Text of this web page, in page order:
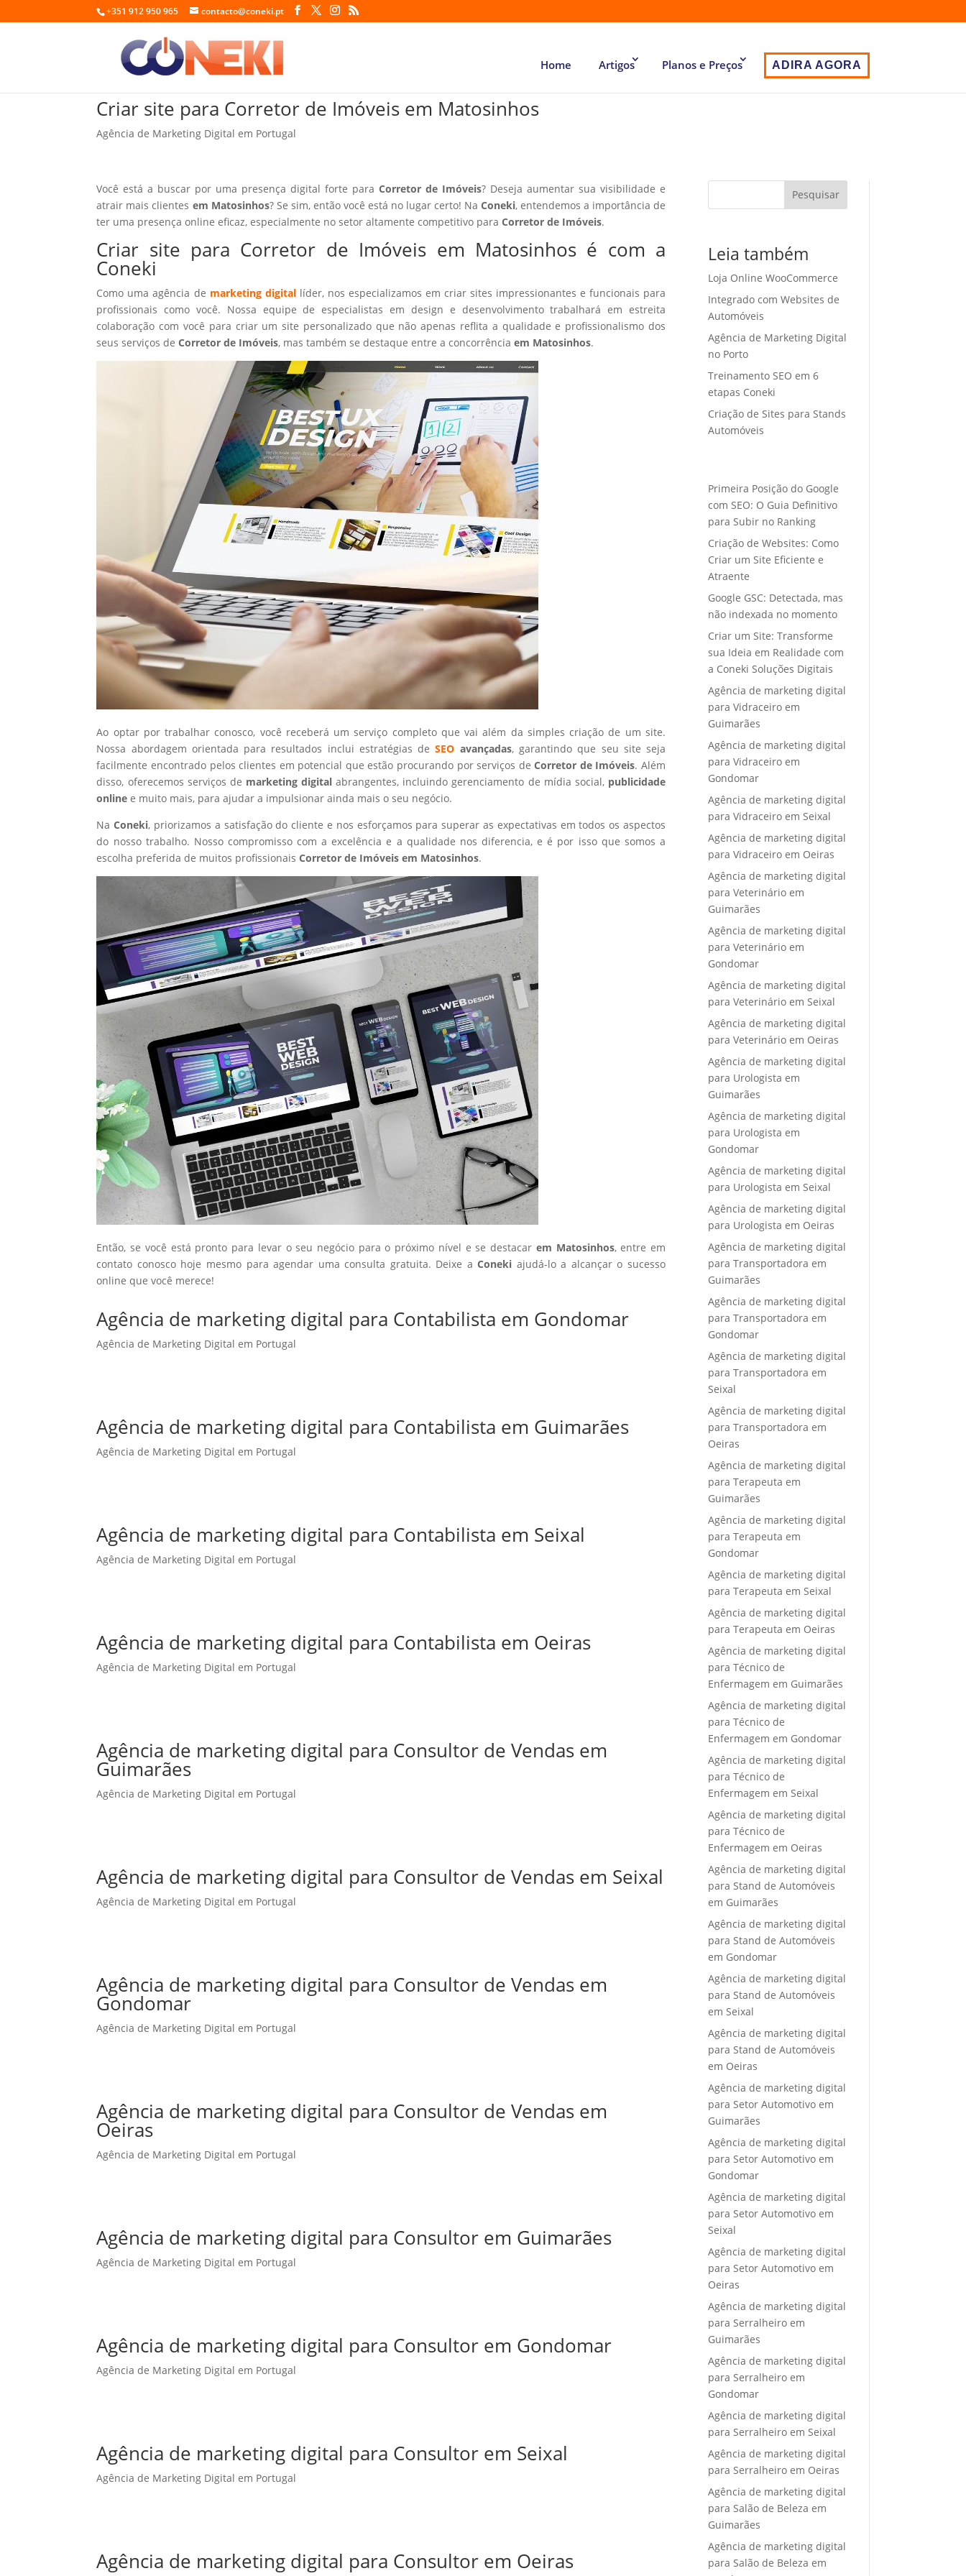
+351 912 950 965 contacto@coneki.pt
Home Artigos Planos e Preços ADIRA AGORA
Criar site para Corretor de Imóveis em Matosinhos
Agência de Marketing Digital em Portugal
Você está a buscar por uma presença digital forte paraCorretor de Imóveis? Deseja aumentar sua visibilidade e
atrair mais clientes em Matosinhos? Se sim, então você está no lugar certo! Na Coneki, entendemos a importância de
ter uma presença online eficaz, especialmente no setor altamente competitivo paraCorretor de Imóveis.
Criar site para Corretor de Imóveis em Matosinhos é com a
Coneki
Como uma agência de marketing digitallíder, nos especializamos em criar sites impressionantes e funcionais para
profissionais como você. Nossa equipe de especialistas em design e desenvolvimento trabalhará em estreita
colaboração com você para criar um site personalizado que não apenas reflita a qualidade e profissionalismo dos
seus serviços deCorretor de Imóveis, mas também se destaque entre a concorrênciaem Matosinhos.
Ao optar por trabalhar conosco, você receberá um serviço completo que vai além da simples criação de um site.
Nossa abordagem orientada para resultados inclui estratégias deSEO avançadas, garantindo que seu site seja
facilmente encontrado pelos clientes em potencial que estão procurando por serviços deCorretor de Imóveis. Além
disso, oferecemos serviços de marketing digitalabrangentes, incluindo gerenciamento de mídia social, publicidade
online e muito mais, para ajudar a impulsionar ainda mais o seu negócio.
NaConeki, priorizamos a satisfação do cliente e nos esforçamos para superar as expectativas em todos os aspectos
do nosso trabalho. Nosso compromisso com a excelência e a qualidade nos diferencia, e é por isso que somos a
escolha preferida de muitos profissionaisCorretor de Imóveis em Matosinhos.
Então, se você está pronto para levar o seu negócio para o próximo nível e se destacar em Matosinhos, entre em
contato conosco hoje mesmo para agendar uma consulta gratuita. Deixe aConeki ajudá-lo a alcançar o sucesso
online que você merece!
Agência de marketing digital para Contabilista em Gondomar
Agência de Marketing Digital em Portugal
Agência de marketing digital para Contabilista em Guimarães
Agência de Marketing Digital em Portugal
Agência de marketing digital para Contabilista em Seixal
Agência de Marketing Digital em Portugal
Agência de marketing digital para Contabilista em Oeiras
Agência de Marketing Digital em Portugal
Agência de marketing digital para Consultor de Vendas em
Guimarães
Agência de Marketing Digital em Portugal
Agência de marketing digital para Consultor de Vendas em Seixal
Agência de Marketing Digital em Portugal
Agência de marketing digital para Consultor de Vendas em
Gondomar
Agência de Marketing Digital em Portugal
Agência de marketing digital para Consultor de Vendas em
Oeiras
Agência de Marketing Digital em Portugal
Agência de marketing digital para Consultor em Guimarães
Agência de Marketing Digital em Portugal
Agência de marketing digital para Consultor em Gondomar
Agência de Marketing Digital em Portugal
Agência de marketing digital para Consultor em Seixal
Agência de Marketing Digital em Portugal
Agência de marketing digital para Consultor em Oeiras
Pesquisar
Leia também
Loja Online WooCommerce
Integrado com Websites de
Automóveis
Agência de Marketing Digital
no Porto
Treinamento SEO em 6
etapas Coneki
Criação de Sites para Stands
Automóveis
Primeira Posição do Google
com SEO: O Guia Definitivo
para Subir no Ranking
Criação de Websites: Como
Criar um Site Eficiente e
Atraente
Google GSC: Detectada, mas
não indexada no momento
Criar um Site: Transforme
sua Ideia em Realidade com
a Coneki Soluções Digitais
Agência de marketing digital
para Vidraceiro em
Guimarães
Agência de marketing digital
para Vidraceiro em
Gondomar
Agência de marketing digital
para Vidraceiro em Seixal
Agência de marketing digital
para Vidraceiro em Oeiras
Agência de marketing digital
para Veterinário em
Guimarães
Agência de marketing digital
para Veterinário em
Gondomar
Agência de marketing digital
para Veterinário em Seixal
Agência de marketing digital
para Veterinário em Oeiras
Agência de marketing digital
para Urologista em
Guimarães
Agência de marketing digital
para Urologista em
Gondomar
Agência de marketing digital
para Urologista em Seixal
Agência de marketing digital
para Urologista em Oeiras
Agência de marketing digital
para Transportadora em
Guimarães
Agência de marketing digital
para Transportadora em
Gondomar
Agência de marketing digital
para Transportadora em
Seixal
Agência de marketing digital
para Transportadora em
Oeiras
Agência de marketing digital
para Terapeuta em
Guimarães
Agência de marketing digital
para Terapeuta em
Gondomar
Agência de marketing digital
para Terapeuta em Seixal
Agência de marketing digital
para Terapeuta em Oeiras
Agência de marketing digital
para Técnico de
Enfermagem em Guimarães
Agência de marketing digital
para Técnico de
Enfermagem em Gondomar
Agência de marketing digital
para Técnico de
Enfermagem em Seixal
Agência de marketing digital
para Técnico de
Enfermagem em Oeiras
Agência de marketing digital
para Stand de Automóveis
em Guimarães
Agência de marketing digital
para Stand de Automóveis
em Gondomar
Agência de marketing digital
para Stand de Automóveis
em Seixal
Agência de marketing digital
para Stand de Automóveis
em Oeiras
Agência de marketing digital
para Setor Automotivo em
Guimarães
Agência de marketing digital
para Setor Automotivo em
Gondomar
Agência de marketing digital
para Setor Automotivo em
Seixal
Agência de marketing digital
para Setor Automotivo em
Oeiras
Agência de marketing digital
para Serralheiro em
Guimarães
Agência de marketing digital
para Serralheiro em
Gondomar
Agência de marketing digital
para Serralheiro em Seixal
Agência de marketing digital
para Serralheiro em Oeiras
Agência de marketing digital
para Salão de Beleza em
Guimarães
Agência de marketing digital
para Salão de Beleza em